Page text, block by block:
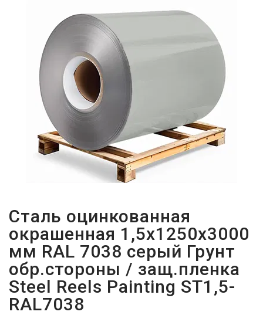
ҰМЫТТЫҢЫЗ
Сталь оцинкованная
окрашенная 1,5х1250х3000
мм RAL 7038 серый Грунт
обр.стороны / защ.пленка
Steel Reels Painting ST1,5-
RAL7038